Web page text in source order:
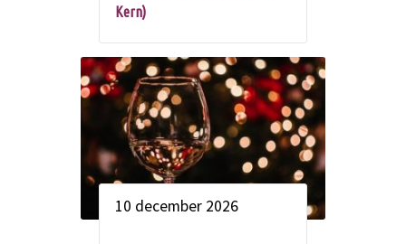
Kern)
10 december 2026